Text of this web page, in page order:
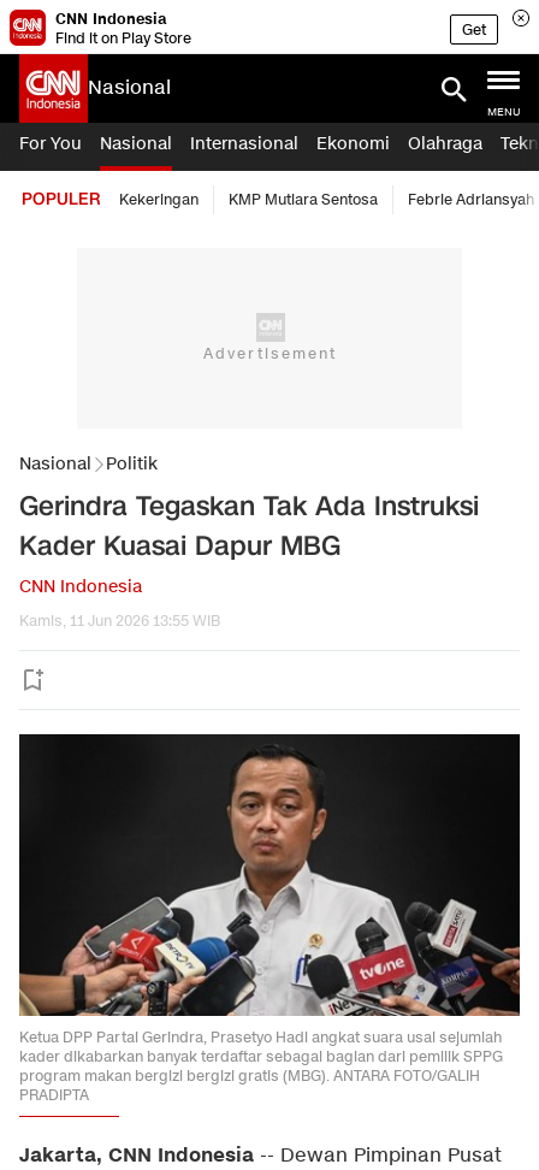
CNN Indonesia
Find it on Play Store
Get
Nasional
MENU
For You Nasional Internasional Ekonomi Olahraga
POPULER Kekeringan KMP Mutiara Sentosa Febrie Adriansyah
Nasional Politik
Gerindra Tegaskan Tak Ada Instruksi
Kader Kuasai Dapur MBG
CNN Indonesia
Kamis, 11 Jun 2026 13:55 WIB
Ketua DPP Partai Gerindra, Prasetyo Hadi angkat suara usai sejumlah
kader dikabarkan banyak terdaftar sebagai bagian dari pemilik SPPG
program makan bergizi bergizi gratis (MBG). ANTARA FOTO/GALIH
PRADIPTA
Jakarta, CNN Indonesia -- Dewan Pimpinan Pusat